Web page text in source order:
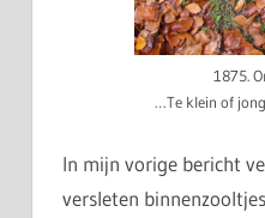
1875.
…Te klein of
In mijn vorige bericht
versleten